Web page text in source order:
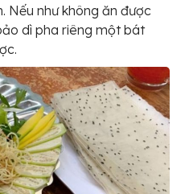
Nếu như không ăn được
dì pha riêng một bát